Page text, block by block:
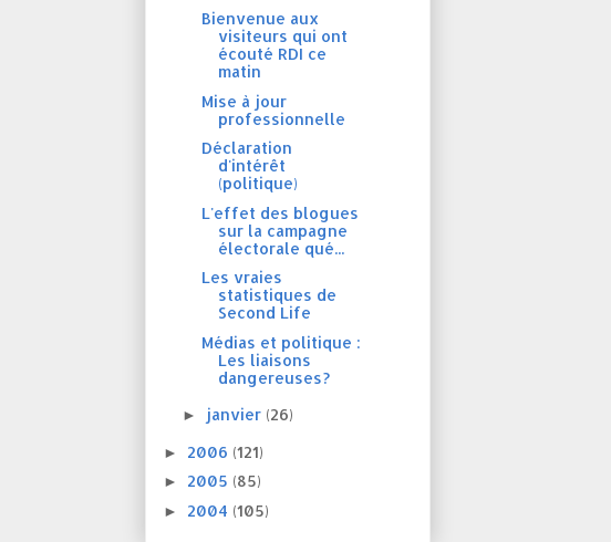
Bienvenue aux
visiteurs qui ont
écouté RDI ce
matin
Mise à jour
professionnelle
Déclaration
d'intérêt
(politique)
L'effet des blogues
sur la campagne
électorale qué...
Les vraies
statistiques de
Second Life
Médias et politique :
Les liaisons
dangereuses?
► janvier (26)
► 2006 (121)
► 2005 (85)
► 2004 (105)